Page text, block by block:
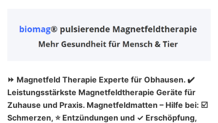
springen
⏩ Magnetfeld Therapie Experte für Obhausen. ✔️
Leistungsstärkste Magnetfeldtherapie Geräte für
Zuhause und Praxis. Magnetfeldmatten – Hilfe bei: ☑️
Schmerzen, ⭐ Entzündungen und ✓ Erschöpfung,